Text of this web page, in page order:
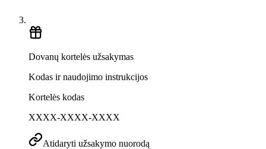
Dovanų kortelės užsakymas
Kodas ir naudojimo instrukcijos
Kortelės kodas
XXXX-XXXX-XXXX
Atidaryti užsakymo nuorodą